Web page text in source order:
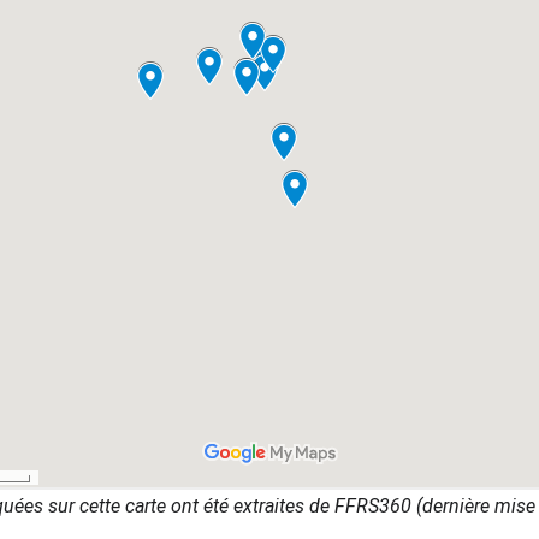
sur cette carte ont été extraites de FFRS360 (dernière